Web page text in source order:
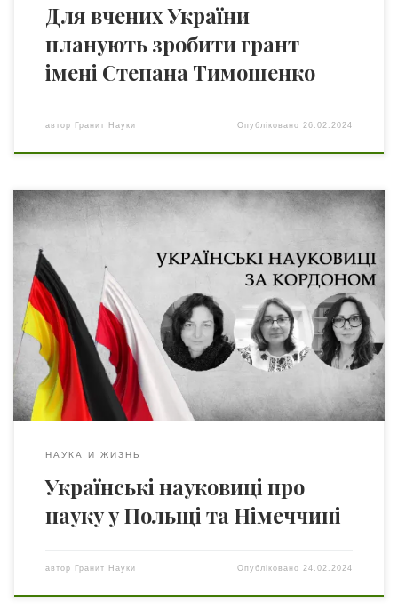
Для вчених України
планують зробити грант
імені Степана Тимошенко
автор Гранит Науки Опубліковано 26.02.2024
Ділимося з вами враженнями українських науковиць,
які зараз перебувають в інших європейських країнах,
щодо відмінностей в устрої інституту науки та роботи їх
іноземних колег. Статтю також можна прочитати
російською Наталія Доброєр – доцент кафедри
культурології та філософії культуриНаціонального
університету “Одеська політехніка”. З 2022 р.
стипендіатка Польської Академії Наук (Варшава). ORCID
[…]
НАУКА И ЖИЗНЬ
Українські науковиці про
науку у Польщі та Німеччині
автор Гранит Науки Опубліковано24.02.2024